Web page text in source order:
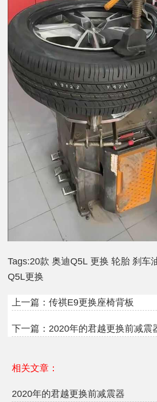
Tags:20款 奥迪Q5L 更换 轮胎 刹车
Q5L更换
上一篇： 传祺E9更换座椅背板
下一篇： 2020年的君越更换前减震
相关文章：
2020年的君越更换前减震器